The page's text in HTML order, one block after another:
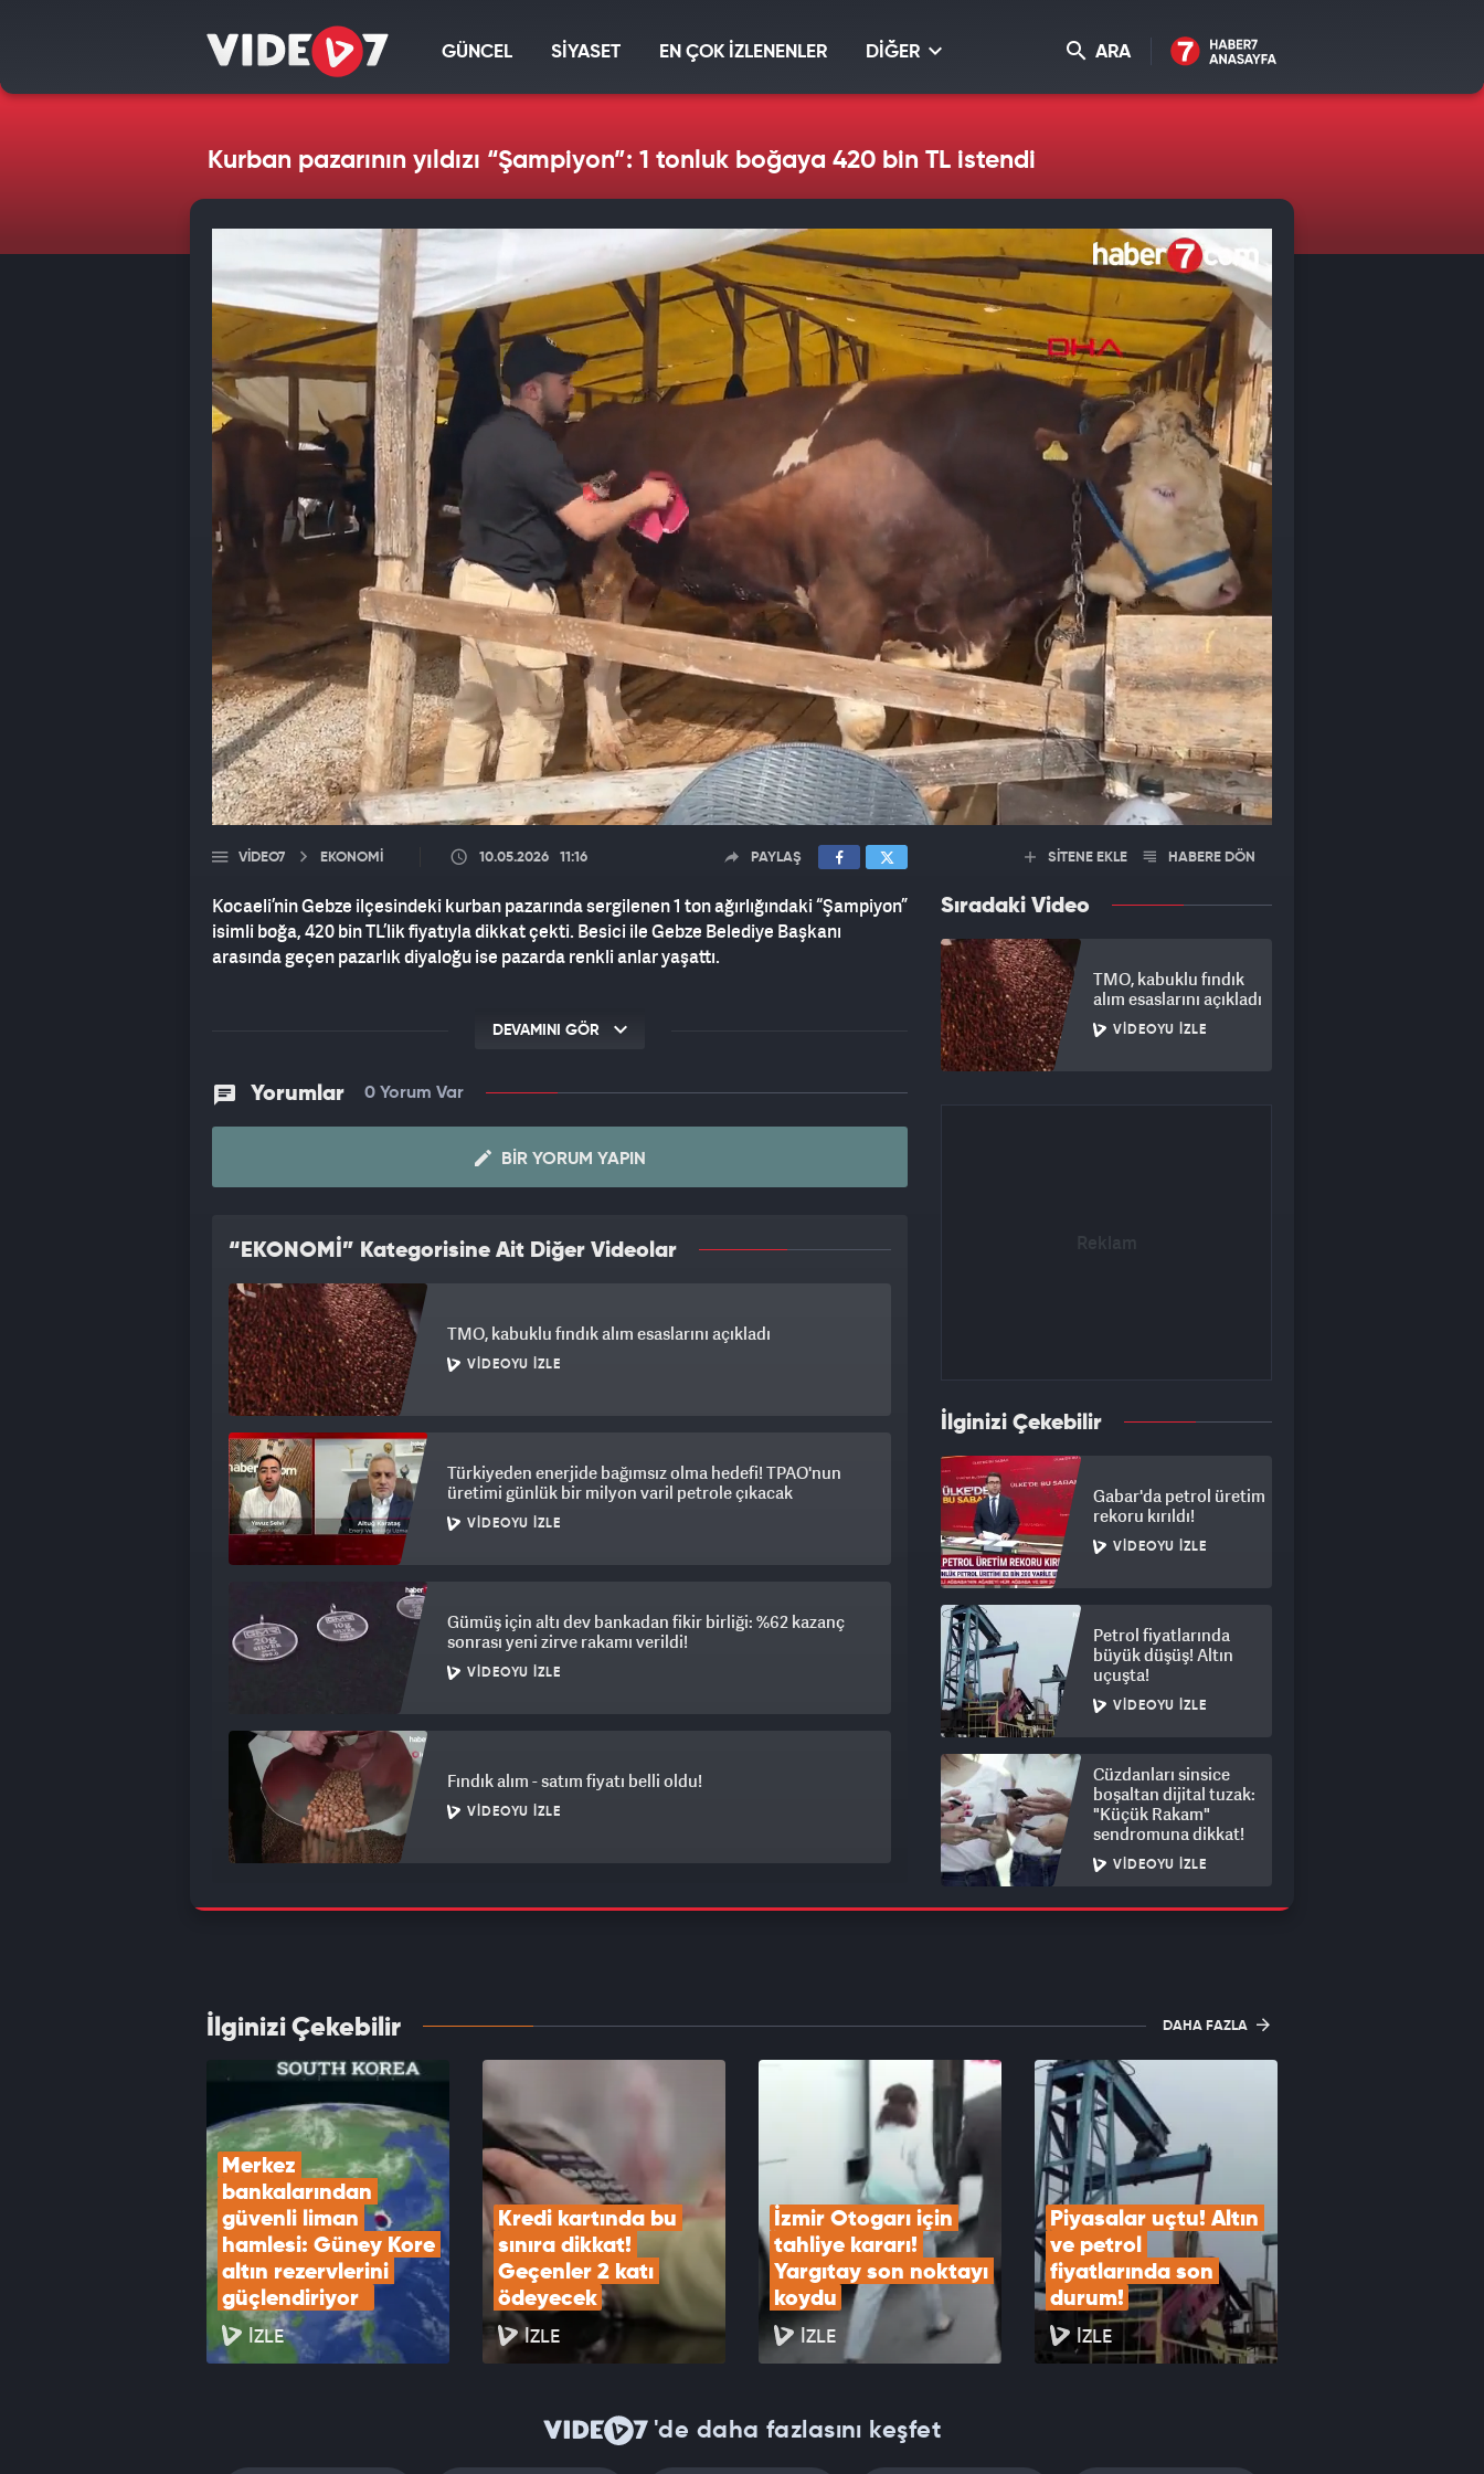
GÜNCEL SİYASET EN ÇOK İZLENENLER DİĞER ARA
Kurban pazarının yıldızı “Şampiyon”: 1 tonluk boğaya 420 bin TL istendi
VIDEO7 EKONOMİ 10.05.2026 11:16 PAYLAŞ
Kocaeli’nin Gebze ilçesindeki kurban pazarında sergilenen 1 ton ağırlığındaki “Şampiyon”
isimli boğa, 420 bin TL’lik fiyatıyla dikkat çekti. Besici ile Gebze Belediye Başkanı
arasında geçen pazarlık diyaloğu ise pazarda renkli anlar yaşattı.
DEVAMINI GÖR
Yorumlar 0 Yorum Var
BIR YORUM YAPIN
“EKONOMİ” Kategorisine Ait Diğer Videolar
TMO, kabuklu fındık alım esaslarını açıkladı
VIDEOYU İZLE
Türkiyeden enerjide bağımsız olma hedefi! TPAO'nun
üretimi günlük bir milyon varil petrole çıkacak
VIDEOYU İZLE
Gümüş için altı dev bankadan fikir birliği: %62 kazanç
sonrası yeni zirve rakamı verildi!
VIDEOYU İZLE
Fındık alım - satım fiyatı belli oldu!
VIDEOYU İZLE
Kredi kartları "maaş" gibi kullanılıyor! Buna çok dikkat
VIDEOYU İZLE
SİTENE EKLE HABERE DÖN
Sıradaki Video
TMO, kabuklu fındık
alım esaslarını açıkladı
VIDEOYU İZLE
İlginizi Çekebilir
Gabar'da petrol üretim
rekoru kırıldı!
VIDEOYU İZLE
Petrol fiyatlarında
büyük düşüş! Altın
uçuşta!
VIDEOYU İZLE
Cüzdanları sinsice
boşaltan dijital tuzak:
"Küçük Rakam"
sendromuna dikkat!
VIDEOYU İZLE
İlginizi Çekebilir DAHA FAZLA
Merkez
bankalarından
güvenli liman
hamlesi: Güney Kore
altın rezervlerini
güçlendiriyor
İZLE
Kredi kartında bu
sınıra dikkat!
Geçenler 2 katı
ödeyecek
İZLE
İzmir Otogarı için
tahliye kararı!
Yargıtay son noktayı
koydu
İZLE
Piyasalar uçtu! Altın
ve petrol
fiyatlarında son
durum!
İZLE
'de daha fazlasını keşfet